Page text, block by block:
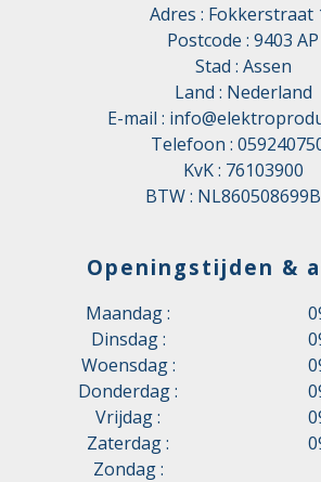
Adres : Fokkerstraat
Postcode : 9403 AP
Stad : Assen
Land : Nederland
E-mail :
Telefoon :
KvK : 76103900
BTW :
Openingstijden &
Maandag :
Dinsdag :
Woensdag :
Donderdag :
Vrijdag :
Zaterdag :
Zondag :